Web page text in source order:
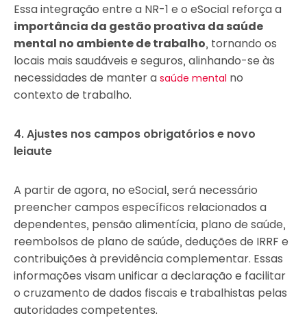
Essa integração entre a NR-1 e o eSocial reforça a
importância da gestão proativa da saúde
mental no ambiente de trabalho, tornando os
locais mais saudáveis e seguros, alinhando-se às
necessidades de manter a saúde mental no
contexto de trabalho.
4. Ajustes nos campos obrigatórios e novo
leiaute
A partir de agora, no eSocial, será necessário
preencher campos específicos relacionados a
dependentes, pensão alimentícia, plano de saúde,
reembolsos de plano de saúde, deduções de IRRF e
contribuições à previdência complementar. Essas
informações visam unificar a declaração e facilitar
o cruzamento de dados fiscais e trabalhistas pelas
autoridades competentes.